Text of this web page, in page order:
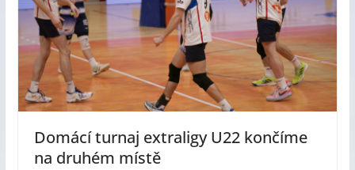
Domácí turnaj extraligy U22 končíme
na druhém místě